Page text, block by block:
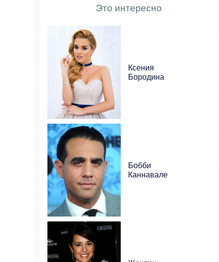
Это интересно
Ксения
Бородина
Бобби
Каннавале